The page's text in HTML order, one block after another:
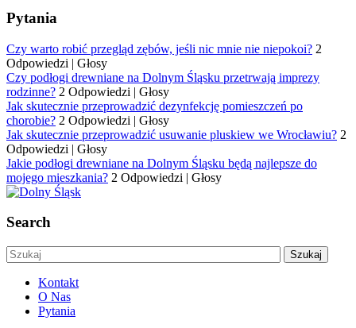
Pytania
Czy warto robić przegląd zębów, jeśli nic mnie nie niepokoi? 2
Odpowiedzi | Głosy
Czy podłogi drewniane na Dolnym Śląsku przetrwają imprezy
rodzinne? 2 Odpowiedzi | Głosy
Jak skutecznie przeprowadzić dezynfekcję pomieszczeń po
chorobie? 2 Odpowiedzi | Głosy
Jak skutecznie przeprowadzić usuwanie pluskiew we Wrocławiu? 2
Odpowiedzi | Głosy
Jakie podłogi drewniane na Dolnym Śląsku będą najlepsze do
mojego mieszkania? 2 Odpowiedzi | Głosy
Search
Kontakt
O Nas
Pytania